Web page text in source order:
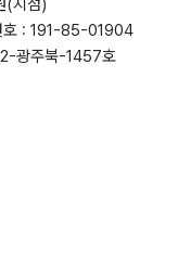
(지점)
호 : 191-85-01904
광주북-1457호